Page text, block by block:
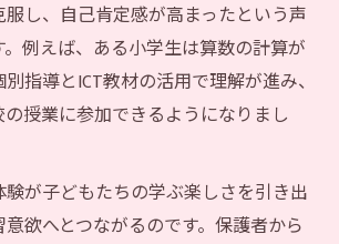
し、自己肯定感が高まったという声
例えば、ある小学生は算数の計算が
指導とICT教材の活用で理解が進み、
授業に参加できるようになりまし
験が子どもたちの学ぶ楽しさを引き出
欲へとつながるのです。保護者から